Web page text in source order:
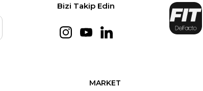
Bizi Takip Edin
MARKET